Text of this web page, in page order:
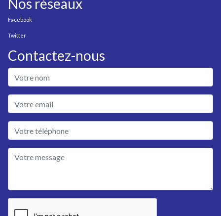
Nos réseaux
Facebook
Twitter
Contactez-nous